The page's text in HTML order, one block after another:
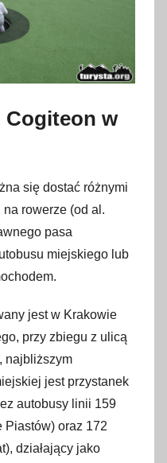
Cogiteon w
się dostać różnymi
rowerze (od al.
pasa
miejskiego lub
jest w Krakowie
przy zbiegu z ulicą
najbliższym
jest przystanek
autobusy linii 159
Piastów) oraz 172
działający jako